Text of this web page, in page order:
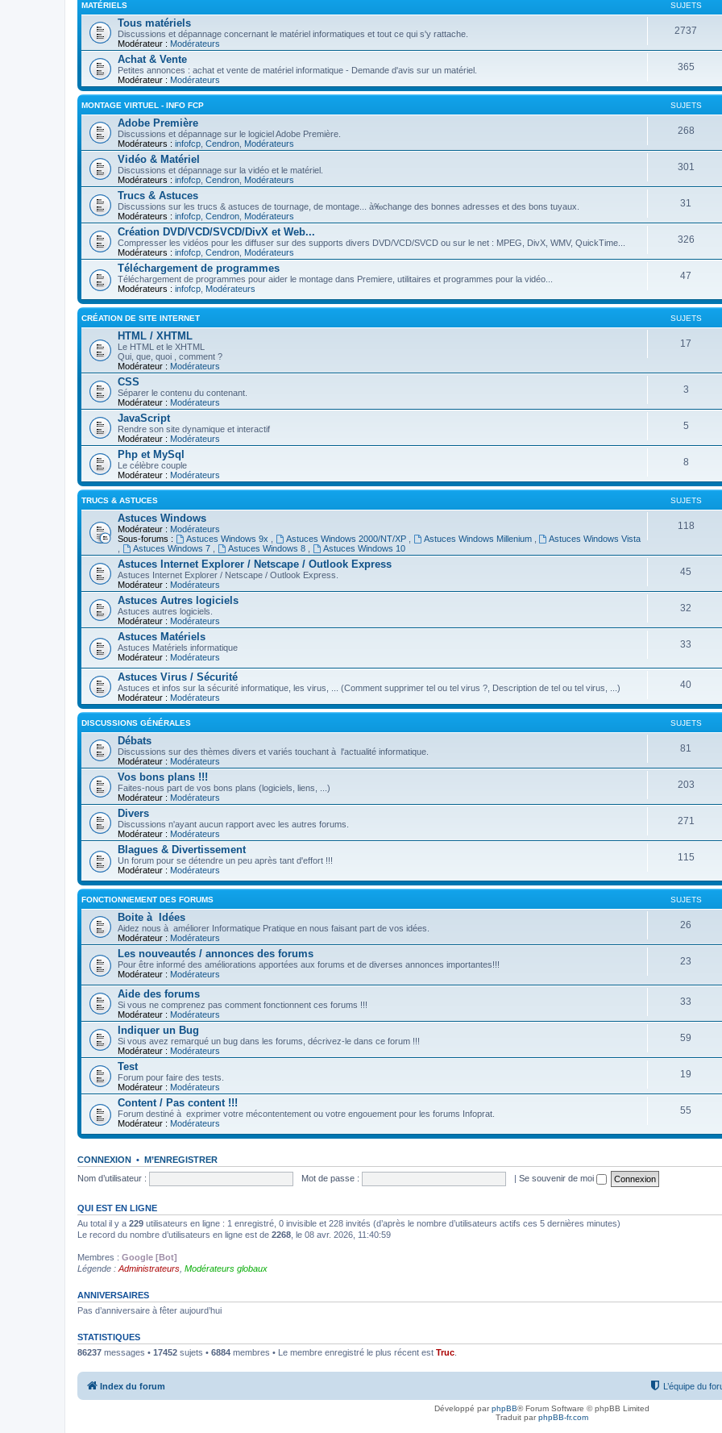
MATÉRIELS SUJETS
Tous matériels
Discussions et dépannage concernant le matériel informatiques et tout ce qui s'y rattache.
Modérateur : Modérateurs
2737
Achat & Vente
Petites annonces : achat et vente de matériel informatique - Demande d'avis sur un matériel.
Modérateur : Modérateurs
365
MONTAGE VIRTUEL - INFO FCP SUJETS
Adobe Première
Discussions et dépannage sur le logiciel Adobe Première.
Modérateurs : infofcp Cendron Modérateurs
268
Vidéo & Matériel
Discussions et dépannage sur la vidéo et le matériel.
Modérateurs : infofcp Cendron Modérateurs
301
Trucs & Astuces
Discussions sur les trucs & astuces de tournage, de montage... à‰change des bonnes adresses et des bons tuyaux.
Modérateurs : infofcp Cendron Modérateurs
31
Création DVD/VCD/SVCD/DivX et Web...
Compresser les vidéos pour les diffuser sur des supports divers DVD/VCD/SVCD ou sur le net : MPEG, DivX, WMV, QuickTime...
Modérateurs : infofcp Cendron Modérateurs
326
Téléchargement de programmes
Téléchargement de programmes pour aider le montage dans Premiere, utilitaires et programmes pour la vidéo...
Modérateurs : infofcp Modérateurs
47
CRÉATION DE SITE INTERNET SUJETS
HTML / XHTML
Le HTML et le XHTML
Qui, que, quoi , comment ?
Modérateur : Modérateurs
17
CSS
Séparer le contenu du contenant.
Modérateur : Modérateurs
3
JavaScript
Rendre son site dynamique et interactif
Modérateur : Modérateurs
5
Php et MySql
Le célèbre couple
Modérateur : Modérateurs
8
TRUCS & ASTUCES SUJETS
Astuces Windows
Modérateur : Modérateurs
Sous-forums :
Astuces Windows 9x Astuces Windows 2000/NT/XP Astuces Windows Millenium
Astuces Windows Vista
Astuces Windows 7 Astuces Windows 8 Astuces Windows 10
118
Astuces Internet Explorer / Netscape / Outlook Express
Astuces Internet Explorer / Netscape / Outlook Express.
Modérateur : Modérateurs
45
Astuces Autres logiciels
Astuces autres logiciels.
Modérateur : Modérateurs
32
Astuces Matériels
Astuces Matériels informatique
Modérateur : Modérateurs
33
Astuces Virus / Sécurité
Astuces et infos sur la sécurité informatique, les virus, ... (Comment supprimer tel ou tel virus ?, Description de tel ou tel virus, ...)
Modérateur : Modérateurs
40
DISCUSSIONS GÉNÉRALES SUJETS
Débats
Discussions sur des thèmes divers et variés touchant à l'actualité informatique.
Modérateur : Modérateurs
81
Vos bons plans !!!
Faites-nous part de vos bons plans (logiciels, liens, ...)
Modérateur : Modérateurs
203
Divers
Discussions n'ayant aucun rapport avec les autres forums.
Modérateur : Modérateurs
271
Blagues & Divertissement
Un forum pour se détendre un peu après tant d'effort !!!
Modérateur : Modérateurs
115
FONCTIONNEMENT DES FORUMS SUJETS
Boite à Idées
Aidez nous à améliorer Informatique Pratique en nous faisant part de vos idées.
Modérateur : Modérateurs
26
Les nouveautés / annonces des forums
Pour être informé des améliorations apportées aux forums et de diverses annonces importantes!!!
Modérateur : Modérateurs
23
Aide des forums
Si vous ne comprenez pas comment fonctionnent ces forums !!!
Modérateur : Modérateurs
33
Indiquer un Bug
Si vous avez remarqué un bug dans les forums, décrivez-le dans ce forum !!!
Modérateur : Modérateurs
59
Test
Forum pour faire des tests.
Modérateur : Modérateurs
19
Content / Pas content !!!
Forum destiné à exprimer votre mécontentement ou votre engouement pour les forums Infoprat.
Modérateur : Modérateurs
55
CONNEXION • M’ENREGISTRER
Nom d’utilisateur :
Mot de passe : | Se souvenir de moi
QUI EST EN LIGNE
Au total il y a 229 utilisateurs en ligne : 1 enregistré, 0 invisible et 228 invités (d’après le nombre d’utilisateurs actifs ces 5 dernières minutes)
Le record du nombre d’utilisateurs en ligne est de 2268 , le 08 avr. 2026, 11:40:59
Membres : Google [Bot]
Légende : Administrateurs Modérateurs globaux
ANNIVERSAIRES
Pas d’anniversaire à fêter aujourd’hui
STATISTIQUES
86237 messages • 17452 sujets • 6884 membres • Le membre enregistré le plus récent est Truc
Index du forum L’équipe du
Développé parphpBB® Forum Software © phpBB Limited
Traduit parphpBB-fr.com